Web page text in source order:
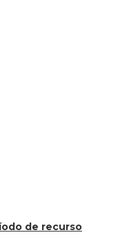
de recurso